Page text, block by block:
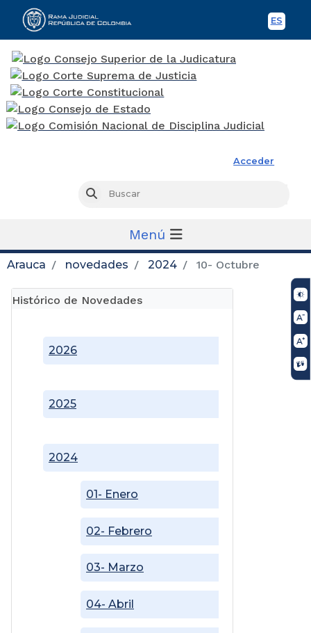
ES
Acceder
Buscar
Menú
Arauca novedades 2024 10- Octubre
Histórico de Novedades
2024
01- Enero
02- Febrero
03- Marzo
04- Abril
2025
2026